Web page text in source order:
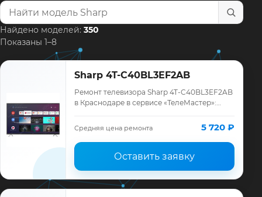
Найти модель телевизора
Найдено моделей: 350
Показаны 1–8
Sharp 4T-C40BL3EF2AB
Ремонт телевизора Sharp 4T-C40BL3EF2AB
в Краснодаре в сервисе «ТелеМастер»:
ремонта, запчасти и гарантия до 12
месяцев.
Средняя цена ремонта 5 720 ₽
Оставить заявку